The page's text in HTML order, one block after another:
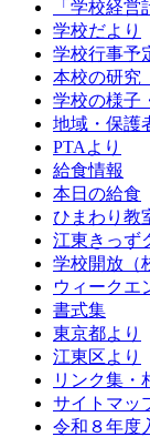
「学校経
学校だより
学校行事予
本校の研究
学校の様子
地域・保護
PTAより
給食情報
本日の給食
ひまわり教
江東きっず
学校開放（
ウィークエ
書式集
東京都より
江東区より
リンク集・
サイトマッ
令和８年度